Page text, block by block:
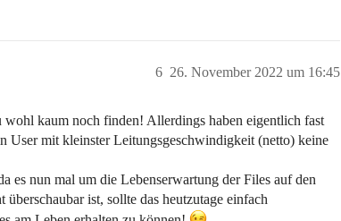
26. November 2022 um 16:45
6
kaum noch finden! Allerdings haben eigentlich fast
User mit kleinster Leitungsgeschwindigkeit (netto) keine
es nun mal um die Lebenserwartung der Files auf den
ist, sollte das heutzutage einfach